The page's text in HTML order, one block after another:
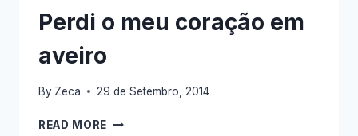
Perdi o meu coração em
aveiro
By Zeca 29 de Setembro, 2014
READ MORE PERDI